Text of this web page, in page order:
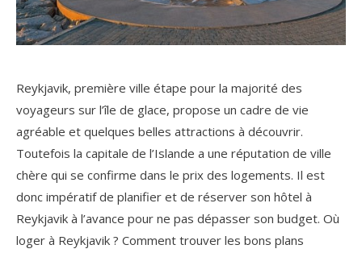
Reykjavik, première ville étape pour la majorité des
voyageurs sur l’île de glace, propose un cadre de vie
agréable et quelques belles attractions à découvrir.
Toutefois la capitale de l’Islande a une réputation de ville
chère qui se confirme dans le prix des logements. Il est
donc impératif de planifier et de réserver son hôtel à
Reykjavik à l’avance pour ne pas dépasser son budget. Où
loger à Reykjavik ? Comment trouver les bons plans